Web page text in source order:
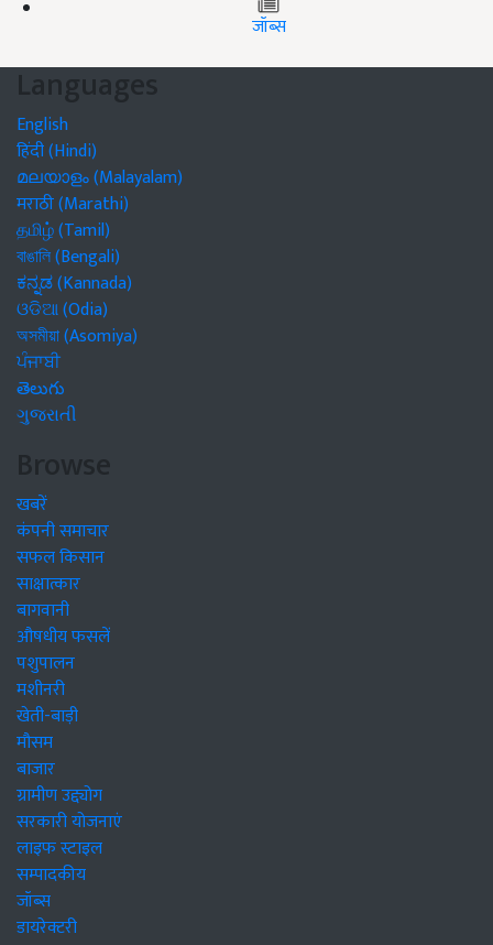
जॉब्स
Languages
English
हिंदी (Hindi)
മലയാളം (Malayalam)
मराठी (Marathi)
தமிழ் (Tamil)
বাঙালি (Bengali)
ಕನ್ನಡ (Kannada)
ଓଡିଆ (Odia)
অসমীয়া (Asomiya)
ਪੰਜਾਬੀ
తెలుగు
ગુજરાતી
Browse
खबरें
कंपनी समाचार
सफल किसान
साक्षात्कार
बागवानी
औषधीय फसलें
पशुपालन
मशीनरी
खेती-बाड़ी
मौसम
बाजार
ग्रामीण उद्द्योग
सरकारी योजनाएं
लाइफ स्टाइल
सम्पादकीय
जॉब्स
डायरेक्टरी